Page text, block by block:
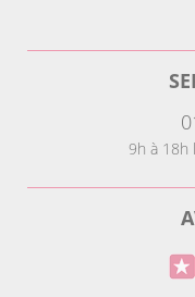
9h à 18h